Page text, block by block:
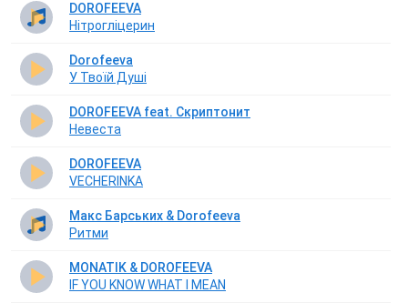
DOROFEEVA
Нітрогліцерин
Dorofeeva
У Твоїй Душі
DOROFEEVA feat. Скриптонит
Невеста
DOROFEEVA
VECHERINKA
Макс Барських & Dorofeeva
Ритми
MONATIK & DOROFEEVA
IF YOU KNOW WHAT I MEAN